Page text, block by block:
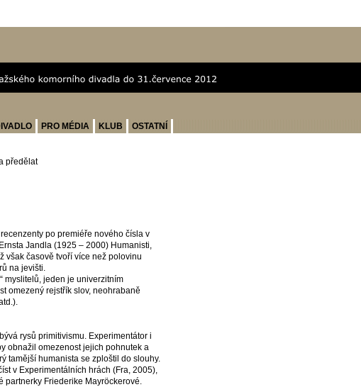
PRO MÉDIA KLUB
OSTATNÍ
předělat
po premiéře nového čísla v
Jandla (1925 – 2000) Humanisti,
však časově tvoří více než polovinu
na jevišti.
myslitelů, jeden je univerzitním
omezený rejstřík slov, neohrabaně
rysů primitivismu. Experimentátor i
obnažil omezenost jejich pohnutek a
tamější humanista se zploštil do slouhy.
v Experimentálních hrách (Fra, 2005),
partnerky Friederike Mayröckerové.